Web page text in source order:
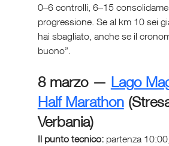
0–6 controlli, 6–15
progressione. Se al km 10 sei
hai sbagliato, anche se il
buono”.
8 marzo — Lago
Half Marathon
Verbania)
Il punto tecnico: partenza